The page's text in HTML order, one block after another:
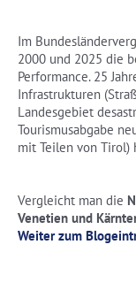
Im
2000 und 2025 die
Performance. 25
Infrastrukturen
Landesgebiet
Tourismusabgabe
mit Teilen von Tirol)
Vergleicht man die
Venetien und
Weiter zum